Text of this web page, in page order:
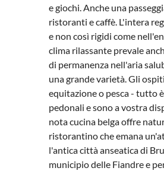
e giochi. Anche una
ristoranti e caffè. L'intera
e non così rigidi come
clima rilassante prevale
di permanenza nell'aria
una grande varietà. Gli
equitazione o pesca - tutto
pedonali e sono a vostra
nota cucina belga offre
ristorantino che emana
l'antica città anseatica di
municipio delle Fiandre e